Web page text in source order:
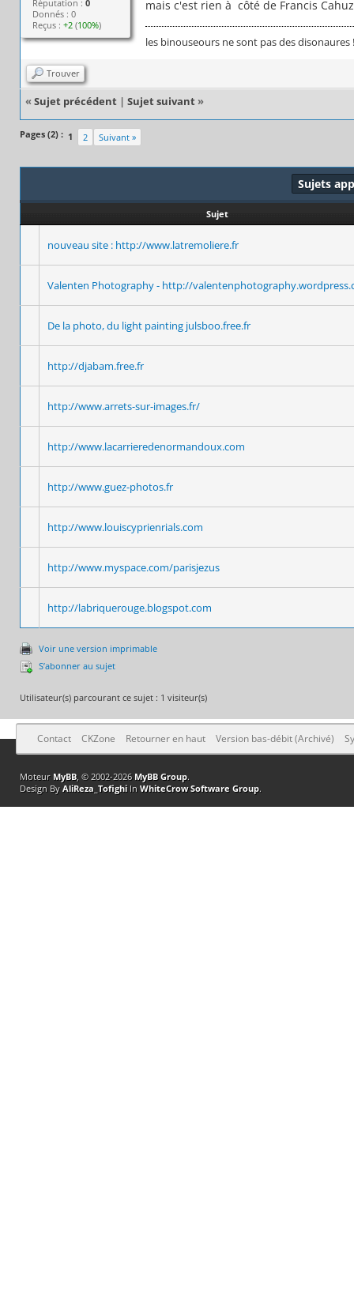
Réputation :0
Donnés : 0
Reçus :+2 (100%)
mais c'est rien à côté de Francis
les binouseours ne sont pas des disonaures !
Trouver
« Sujet précédent | Sujet suivant »
Pages (2) : 1 2 Suivant »
Sujets
Sujet
nouveau site : http://www.latremoliere.fr
Valenten Photography - http://
De la photo, du light painting julsboo.free.fr
http://djabam.free.fr
http://www.arrets-sur-images.fr/
http://www.lacarrieredenormandoux.com
http://www.guez-photos.fr
http://www.louiscyprienrials.com
http://www.myspace.com/parisjezus
http://labriquerouge.blogspot.com
Voir une version imprimable
S’abonner au sujet
Utilisateur(s) parcourant ce sujet : 1 visiteur(s)
Contact CKZone Retourner en haut Version bas-débit (Archivé)
Moteur MyBB, © 2002-2026 MyBB Group.
Design By AliReza_TofighiIn WhiteCrow Software Group.